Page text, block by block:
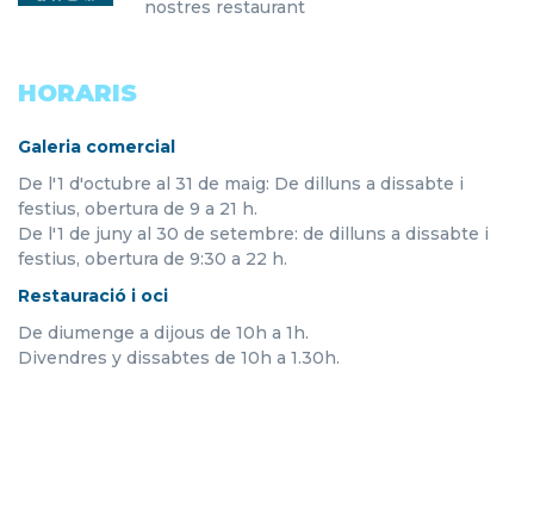
nostres restaurant
HORARIS
Galeria comercial
De l'1 d'octubre al 31 de maig: De dilluns a dissabte i
festius, obertura de 9 a 21 h.
De l'1 de juny al 30 de setembre: de dilluns a dissabte i
festius, obertura de 9:30 a 22 h.
Restauració i oci
De diumenge a dijous de 10h a 1h.
Divendres y dissabtes de 10h a 1.30h.